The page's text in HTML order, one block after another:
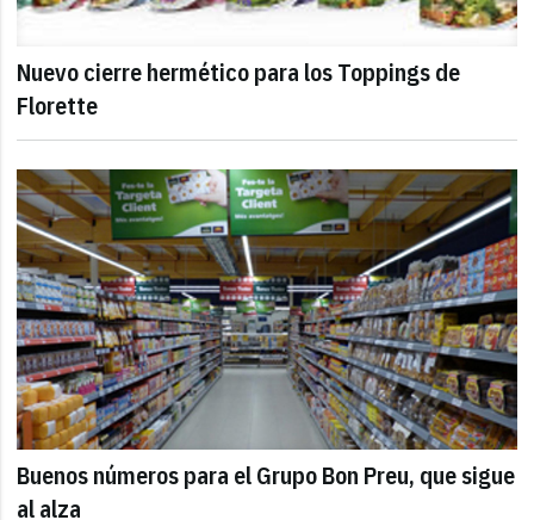
Nuevo cierre hermético para los Toppings de
Florette
Buenos números para el Grupo Bon Preu, que sigue
al alza